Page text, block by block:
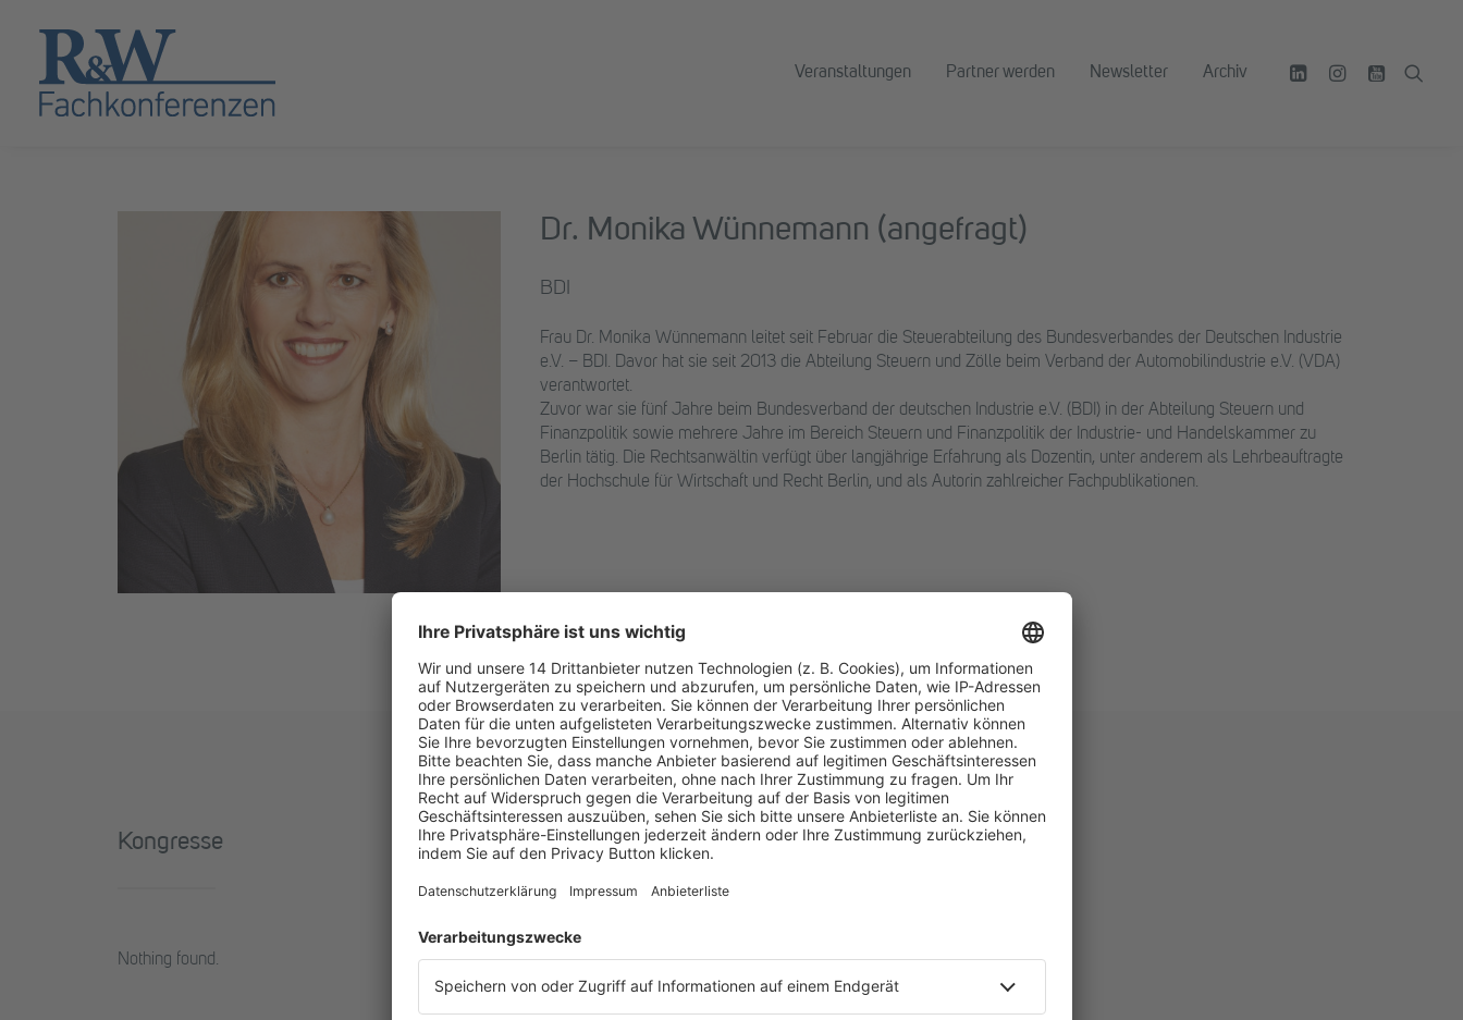
Veranstaltungen Partner werden Newsletter Archiv
Dr. Monika Wünnemann (angefragt)
BDI
Frau Dr. Monika Wünnemann leitet seit Februar die Steuerabteilung des Bundesverbandes der Deutschen Industrie
e.V. – BDI. Davor hat sie seit 2013 die Abteilung Steuern und Zölle beim Verband der Automobilindustrie e.V. (VDA)
verantwortet.
Zuvor war sie fünf Jahre beim Bundesverband der deutschen Industrie e.V. (BDI) in der Abteilung Steuern und
Finanzpolitik sowie mehrere Jahre im Bereich Steuern und Finanzpolitik der Industrie- und Handelskammer zu
Berlin tätig. Die Rechtsanwältin verfügt über langjährige Erfahrung als Dozentin, unter anderem als Lehrbeauftragte
der Hochschule für Wirtschaft und Recht Berlin, und als Autorin zahlreicher Fachpublikationen.
Kongresse
Nothing found.